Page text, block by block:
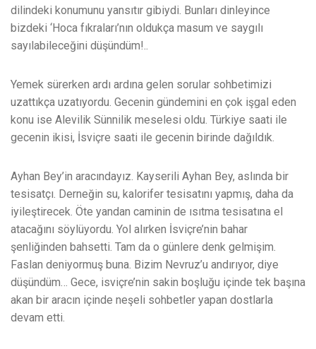
dilindeki konumunu yansıtır gibiydi. Bunları dinleyince
bizdeki ‘Hoca fıkraları’nın oldukça masum ve saygılı
sayılabileceğini düşündüm!..
Yemek sürerken ardı ardına gelen sorular sohbetimizi
uzattıkça uzatıyordu. Gecenin gündemini en çok işgal eden
konu ise Alevilik Sünnilik meselesi oldu. Türkiye saati ile
gecenin ikisi, İsviçre saati ile gecenin birinde dağıldık.
Ayhan Bey’in aracındayız. Kayserili Ayhan Bey, aslında bir
tesisatçı. Derneğin su, kalorifer tesisatını yapmış, daha da
iyileştirecek. Öte yandan caminin de ısıtma tesisatına el
atacağını söylüyordu. Yol alırken İsviçre’nin bahar
şenliğinden bahsetti. Tam da o günlere denk gelmişim.
Faslan deniyormuş buna. Bizim Nevruz’u andırıyor, diye
düşündüm… Gece, isviçre’nin sakin boşluğu içinde tek başına
akan bir aracın içinde neşeli sohbetler yapan dostlarla
devam etti.